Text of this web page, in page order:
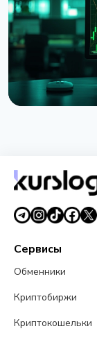
31 июля 2026 г.5
26 июля 2026 г.4
Сервисы
Обменники
Криптобиржи
Криптокошельки